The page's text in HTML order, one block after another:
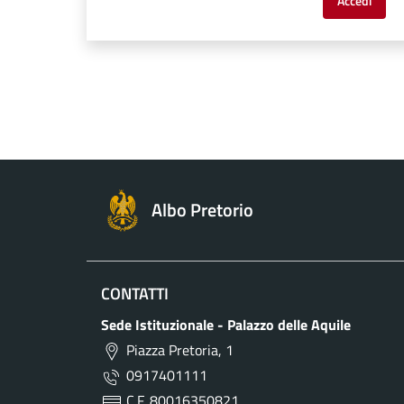
Albo Pretorio
CONTATTI
Sede Istituzionale - Palazzo delle Aquile
Piazza Pretoria, 1
0917401111